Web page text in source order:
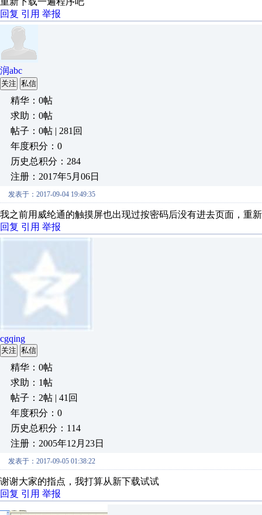
回复 引用 举报
润abc
关注 私信
精华：0帖
求助：0帖
帖子：0帖 | 281回
年度积分：0
历史总积分：284
注册：2017年5月06日
发表于：2017-09-04 19:49:35
我之前用威纶通的触摸屏也出现过按密码后没有进去页面，重
回复 引用 举报
cgqing
关注 私信
精华：0帖
求助：1帖
帖子：2帖 | 41回
年度积分：0
历史总积分：114
注册：2005年12月23日
发表于：2017-09-05 01:38:22
谢谢大家的指点，我打算从新下载试试
回复 引用 举报